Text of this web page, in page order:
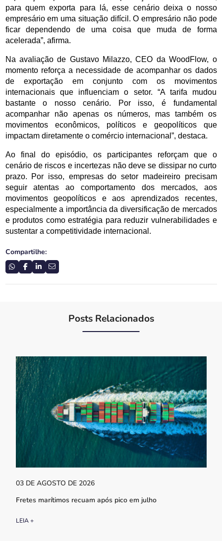
para quem exporta para lá, esse cenário deixa o nosso
empresário em uma situação difícil. O empresário não pode
ficar dependendo de uma coisa que muda de forma
acelerada”, afirma.
Na avaliação de Gustavo Milazzo, CEO da WoodFlow, o
momento reforça a necessidade de acompanhar os dados
de exportação em conjunto com os movimentos
internacionais que influenciam o setor. “A tarifa mudou
bastante o nosso cenário. Por isso, é fundamental
acompanhar não apenas os números, mas também os
movimentos econômicos, políticos e geopolíticos que
impactam diretamente o comércio internacional”, destaca.
Ao final do episódio, os participantes reforçam que o
cenário de riscos e incertezas não deve se dissipar no curto
prazo. Por isso, empresas do setor madeireiro precisam
seguir atentas ao comportamento dos mercados, aos
movimentos geopolíticos e aos aprendizados recentes,
especialmente a importância da diversificação de mercados
e produtos como estratégia para reduzir vulnerabilidades e
sustentar a competitividade internacional.
Compartilhe:
Posts Relacionados
03 DE AGOSTO DE 2026
Fretes marítimos recuam após pico em julho
LEIA +